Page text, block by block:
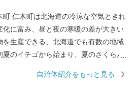
きれ
化に富み、昼と夜の寒暖の差が大きい
を生産できる、北海道でも有数の地域
のイチゴから始まり、夏のさくらん
お土産や贈り物としても大変人気があ
自治体紹介をもっと見る